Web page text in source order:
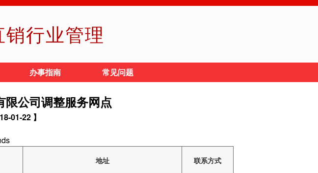
行业管理
办事指南 常见问题
限公司调整服务网点
01-22 】
地址 联系方式